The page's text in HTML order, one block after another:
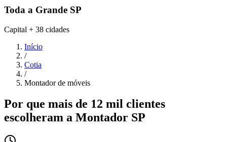
Toda a Grande SP
Capital + 38 cidades
Início
/
Cotia
/
Montador de móveis
Por que mais de 12 mil clientes
escolheram a Montador SP